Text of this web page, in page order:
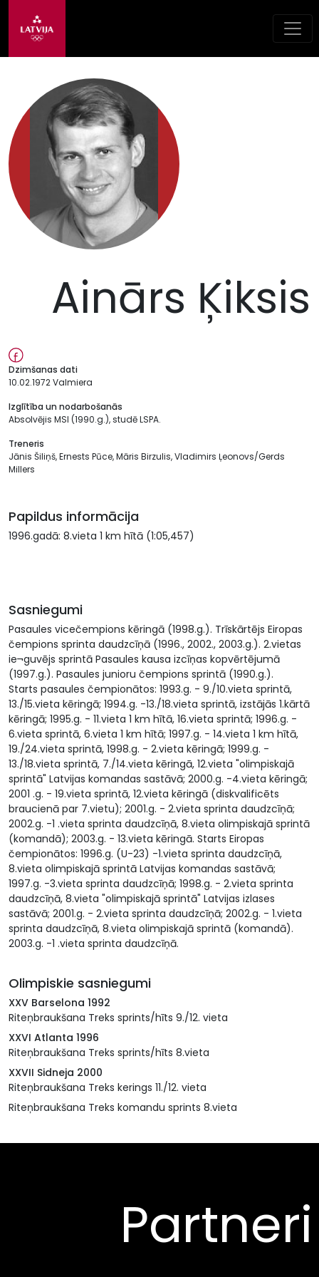
Ainārs Ķiksis
Dzimšanas dati
10.02.1972 Valmiera
Izglītība un nodarbošanās
Absolvējis MSI (1990.g.), studē LSPA.
Treneris
Jānis Šiliņš, Ernests Pūce, Māris Birzulis, Vladimirs Ļeonovs/Gerds
Millers
Papildus informācija
1996.gadā: 8.vieta 1 km hītā (1:05,457)
Sasniegumi
Pasaules vicečempions kēringā (1998.g.). Trīskārtējs Eiropas
čempions sprinta daudzcīņā (1996., 2002., 2003.g.). 2.vietas
ie¬guvējs sprintā Pasaules kausa izcīņas kopvērtējumā
(1997.g.). Pasaules junioru čempions sprintā (1990.g.).
Starts pasaules čempionātos: 1993.g. - 9./10.vieta sprintā,
13./15.vieta kēringā; 1994.g. -13./18.vieta sprintā, izstājās 1.kārtā
kēringā; 1995.g. - 11.vieta 1 km hītā, 16.vieta sprintā; 1996.g. -
6.vieta sprintā, 6.vieta 1 km hītā; 1997.g. - 14.vieta 1 km hītā,
19./24.vieta sprintā, 1998.g. - 2.vieta kēringā; 1999.g. -
13./18.vieta sprintā, 7./14.vieta kēringā, 12.vieta "olimpiskajā
sprintā" Latvijas komandas sastāvā; 2000.g. -4.vieta kēringā;
2001 .g. - 19.vieta sprintā, 12.vieta kēringā (diskvalificēts
braucienā par 7.vietu); 2001.g. - 2.vieta sprinta daudzcīņā;
2002.g. -1 .vieta sprinta daudzcīņā, 8.vieta olimpiskajā sprintā
(komandā); 2003.g. - 13.vieta kēringā. Starts Eiropas
čempionātos: 1996.g. (U-23) -1.vieta sprinta daudzcīņā,
8.vieta olimpiskajā sprintā Latvijas komandas sastāvā;
1997.g. -3.vieta sprinta daudzcīņā; 1998.g. - 2.vieta sprinta
daudzcīņā, 8.vieta "olimpiskajā sprintā" Latvijas izlases
sastāvā; 2001.g. - 2.vieta sprinta daudzcīņā; 2002.g. - 1.vieta
sprinta daudzcīņā, 8.vieta olimpiskajā sprintā (komandā).
2003.g. -1 .vieta sprinta daudzcīņā.
Olimpiskie sasniegumi
XXV Barselona 1992
Riteņbraukšana Treks sprints/hīts 9./12. vieta
XXVI Atlanta 1996
Riteņbraukšana Treks sprints/hīts 8.vieta
XXVII Sidneja 2000
Riteņbraukšana Treks kerings 11./12. vieta
Riteņbraukšana Treks komandu sprints 8.vieta
Partneri